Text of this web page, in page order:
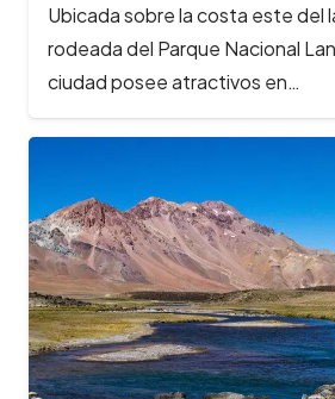
Ubicada sobre la costa este del
rodeada del Parque Nacional
ciudad posee atractivos en…